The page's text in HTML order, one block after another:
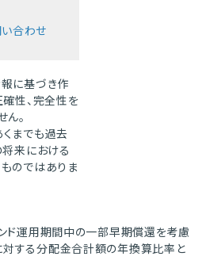
合わせ
に基づき作
性、完全性を
。
までも過去
将来における
のではありま
ンド運用期間中の一部早期償還を考慮
対する分配金合計額の年換算比率と